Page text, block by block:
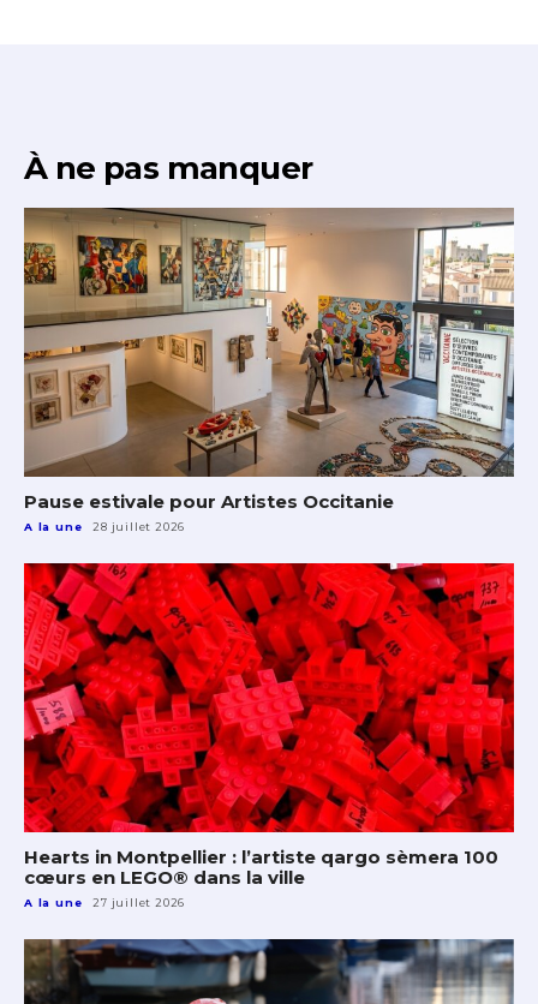
À ne pas manquer
Pause estivale pour Artistes Occitanie
A la une 28 juillet 2026
Hearts in Montpellier : l’artiste qargo sèmera 100
cœurs en LEGO® dans la ville
A la une 27 juillet 2026